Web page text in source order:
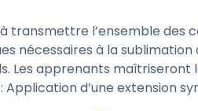
transmettre l’ensemble des
nécessaires à la sublimation